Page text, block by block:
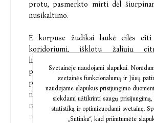
protu, pasmerkto mirti dėl
nusikaltimo.
E korpuse žudikai laukė eilės eiti
koridoriumi, išklotu žaliųjų
linoleumu, į paskutinį savo
pasimatymą su Senąja Žiežirba,
per savo gyvenimą Žaliąja mylia
nuoširdžiai stengėsi, kad
ramiai praleistų paskutines
pasitiktų išsaugojęs žmogiškumo
Svetainėje naudojami slapukai.
svetainės funkcionalumą ir Jūsų
naudojame slapukus prisijungimo
siekdami užtikrinti saugų
statistiką ir optimizuodami svetainę.
„Sutinku“, kad priimtumėte